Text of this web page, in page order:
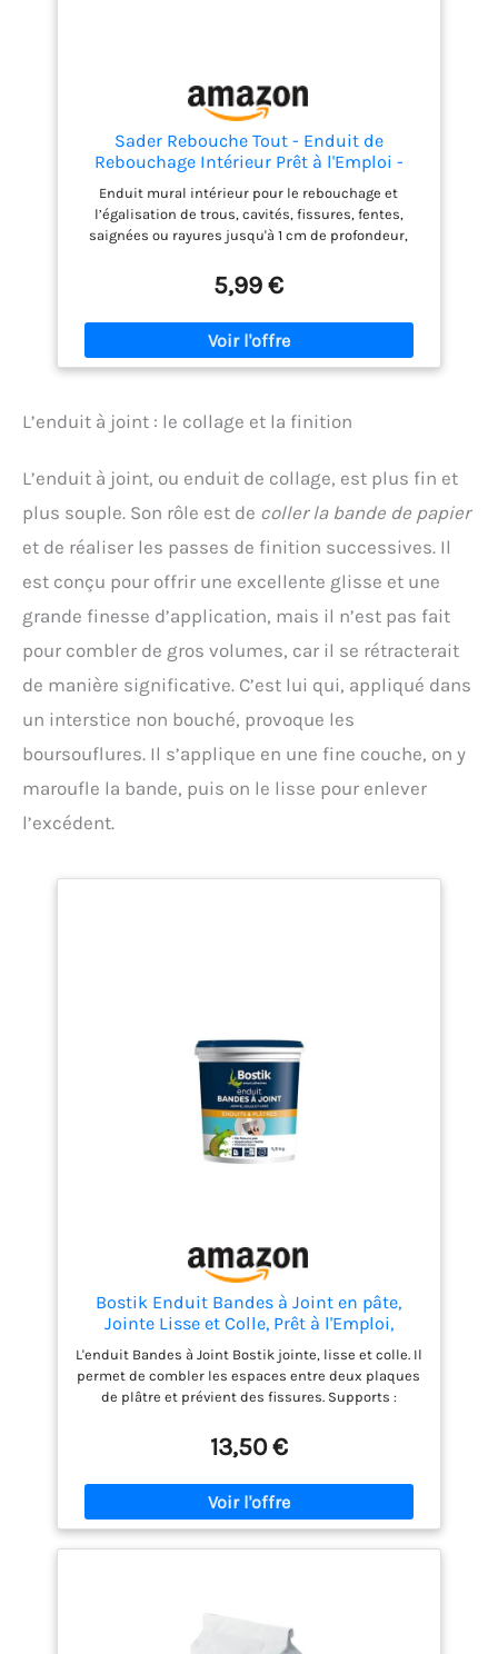
Sader Rebouche Tout - Enduit de
Rebouchage Intérieur Prêt à l'Emploi -
Tous Supports - Rebouchage et
Égalisation de Trous et Fissures Jusqu'à 1
cm - Joint Plaque de Plâtre - Pot de 500g
Enduit mural intérieur pour le rebouchage et
l’égalisation de trous, cavités, fissures, fentes,
saignées ou rayures jusqu'à 1 cm de profondeur,
plaques de plâtre Rebouche trou pour tous
supports intérieurs : plâtre, plaques de plâtre
cartonnées, mortier, béton, béton cellulaire,
parpaing, ciment, brique et sur supports bruts ou
peints (glycéro, laque : ponçage obligatoire)
peintre et à lisser avec un couteau à enduire
heures environ, Température de mise en oeuvre : de
+5°C à +30°C (ne pas utiliser pour des application
extérieures), Certifié A+ pour l’émission dans l’air
Tout Sader, Taille : 500g, Code : 30110805
5,99 €
L’enduit à joint : le collage et la finition
L’enduit à joint, ou enduit de collage, est plus fin et
plus souple. Son rôle est de coller la bande de papier
et de réaliser les passes de finition successives. Il
est conçu pour offrir une excellente glisse et une
grande finesse d’application, mais il n’est pas fait
pour combler de gros volumes, car il se rétracterait
de manière significative. C’est lui qui, appliqué dans
un interstice non bouché, provoque les
boursouflures. Il s’applique en une fine couche, on y
maroufle la bande, puis on le lisse pour enlever
l’excédent.
Bostik Enduit Bandes à Joint en pâte,
Jointe Lisse et Colle, Prêt à l'Emploi,
Application Facile, Blanc, Pot de 1.5 kg
L'enduit Bandes à Joint Bostik jointe, lisse et colle. Il
permet de combler les espaces entre deux plaques
de plâtre et prévient des fissures. Supports :
Destination : intérieur. Si pièces humides, utiliser
un imperméabilisant sous carrelage au préalable.
Ne fissure pas, application facile, finition lisse, sec
en 2h
13,50 €